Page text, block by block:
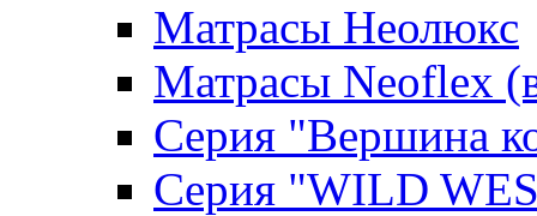
Матрасы Неолюкс
Матрасы Neoflex
Серия "Вершина
Серия "WILD